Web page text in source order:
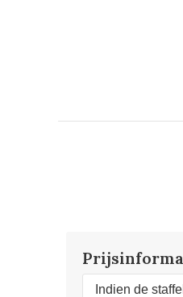
Indien de